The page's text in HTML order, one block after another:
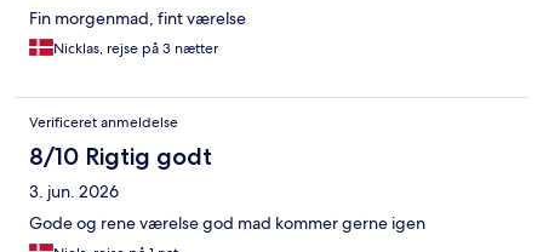
Fin morgenmad, fint værelse
Nicklas, rejse på 3 nætter
Verificeret anmeldelse
8/10 Rigtig godt
3. jun. 2026
Gode og rene værelse god mad kommer gerne igen